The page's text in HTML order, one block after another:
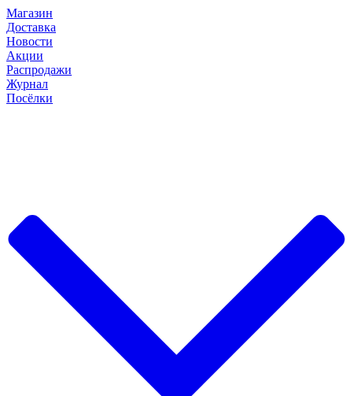
Магазин
Доставка
Новости
Акции
Распродажи
Журнал
Посёлки